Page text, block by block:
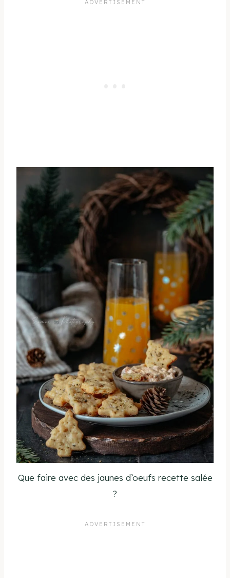
Que faire avec des jaunes d’oeufs recette salée
?